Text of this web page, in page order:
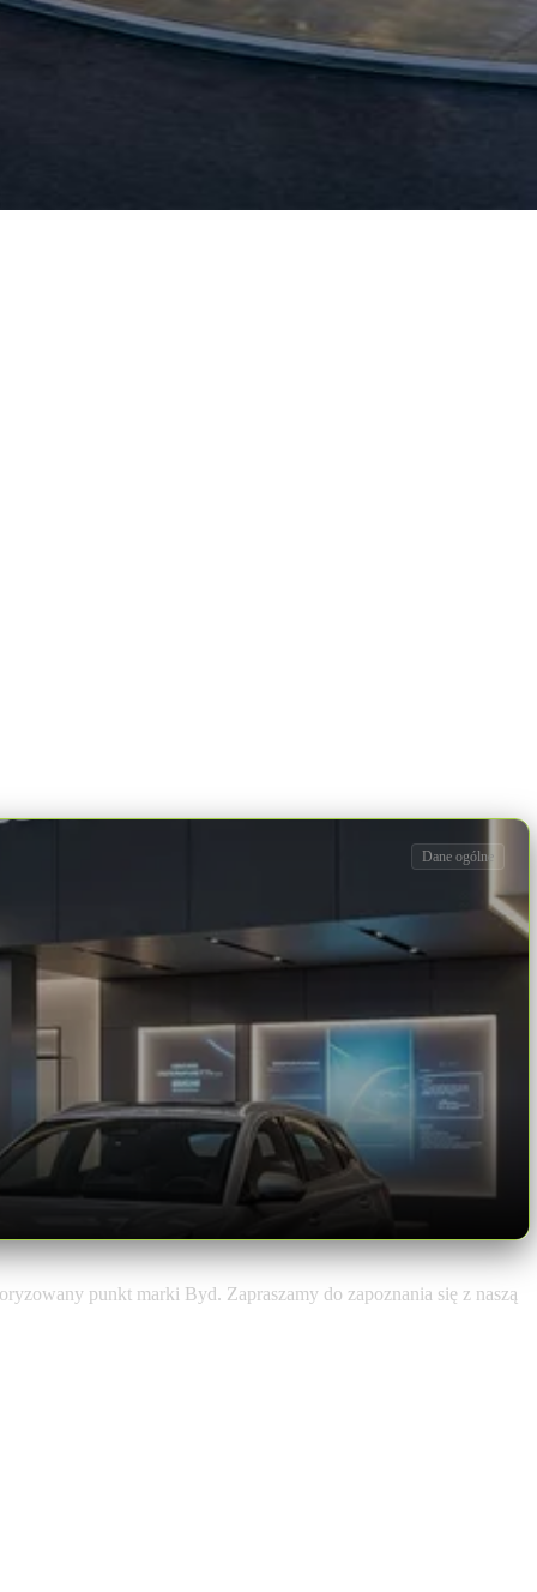
Dane ogólne
punkt marki Byd. Zapraszamy do zapoznania się z naszą